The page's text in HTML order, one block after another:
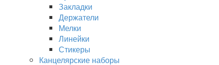
Закладки
Держатели
Мелки
Линейки
Стикеры
Канцелярские наборы